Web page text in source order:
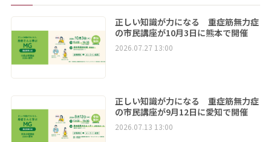
正しい知識が力になる 重症筋無力症
の市民講座が10月3日に熊本で開催
2026.07.27 13:00
正しい知識が力になる 重症筋無力症
の市民講座が9月12日に愛知で開催
2026.07.13 13:00